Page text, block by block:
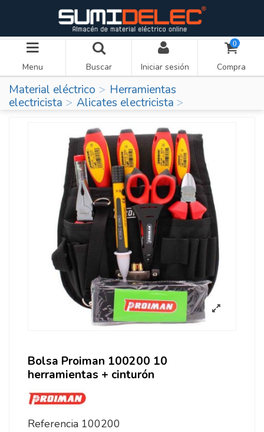
Menu Buscar Iniciar sesión
0
Compra
Material eléctrico
Herramientas
electricista
Alicates electricista
Bolsa Proiman 100200 10
herramientas + cinturón
Referencia 100200